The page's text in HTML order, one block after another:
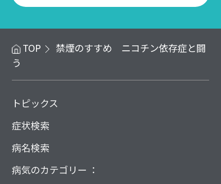
TOP
禁煙のすすめ ニコチン依存症と闘
う
トピックス
症状検索
病名検索
病気のカテゴリー ：